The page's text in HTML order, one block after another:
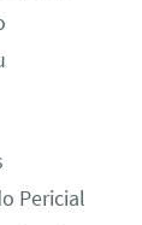
Pericial